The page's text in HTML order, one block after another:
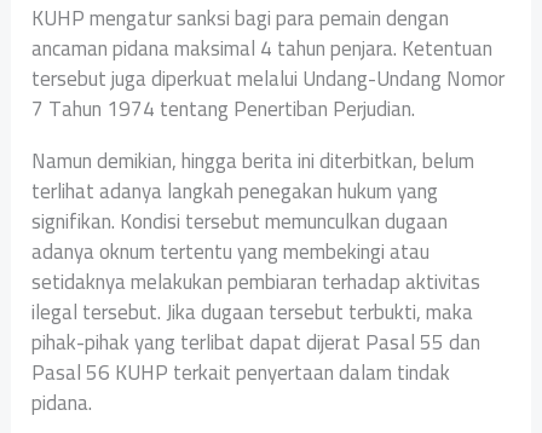
KUHP mengatur sanksi bagi para pemain dengan
ancaman pidana maksimal 4 tahun penjara. Ketentuan
tersebut juga diperkuat melalui Undang-Undang Nomor
7 Tahun 1974 tentang Penertiban Perjudian.
Namun demikian, hingga berita ini diterbitkan, belum
terlihat adanya langkah penegakan hukum yang
signifikan. Kondisi tersebut memunculkan dugaan
adanya oknum tertentu yang membekingi atau
setidaknya melakukan pembiaran terhadap aktivitas
ilegal tersebut. Jika dugaan tersebut terbukti, maka
pihak-pihak yang terlibat dapat dijerat Pasal 55 dan
Pasal 56 KUHP terkait penyertaan dalam tindak
pidana.